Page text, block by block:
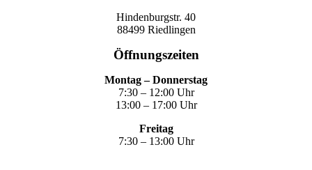
Hindenburgstr. 40
88499 Riedlingen
Öffnungszeiten
Montag – Donnerstag
7:30 – 12:00 Uhr
13:00 – 17:00 Uhr
Freitag
7:30 – 13:00 Uhr